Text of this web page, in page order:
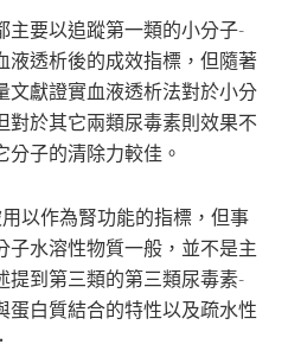
主要以追蹤第一類的小分子-
液透析後的成效指標，但隨著
文獻證實血液透析法對於小分
對於其它兩類尿毒素則效果不
子的清除力較佳。
以作為腎功能的指標，但事
子水溶性物質一般，並不是主
提到第三類的第三類尿毒素-
蛋白質結合的特性以及疏水性